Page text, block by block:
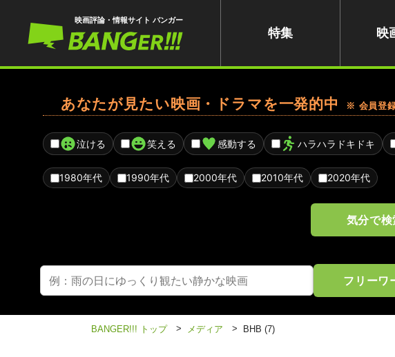
映画評論・情報サイト バンガー
特集 映
あなたが見たい映画・ドラマを一発的中 ※ 会員登
泣ける 笑える 感動する ハラハラドキドキ
1980年代 1990年代 2000年代 2010年代 2020年代
気分で検
フリーワ
BANGER!!! トップ > メディア > BHB (7)